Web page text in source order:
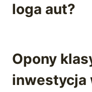
loga aut?
Opony
inwestycja